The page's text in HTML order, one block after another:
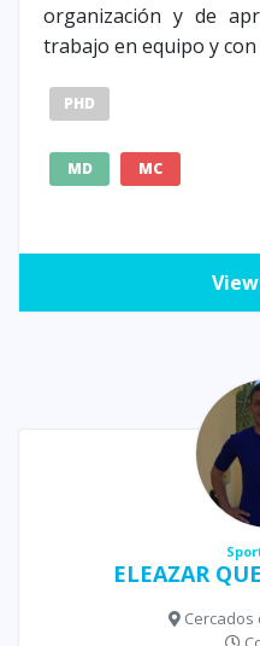
organización y de
trabajo en equipo y
PHD
MD MC
ELEAZAR
Cercados